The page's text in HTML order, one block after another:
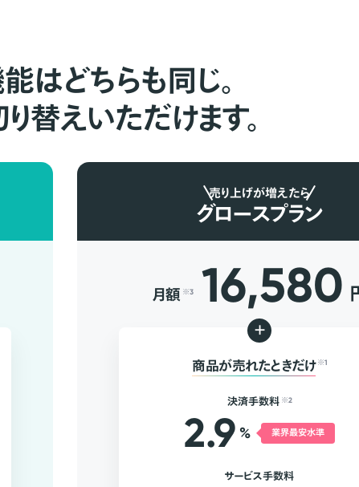
はどちらも同じ。
替えいただけます。
売り上げが増えたら
グロースプラン
月額 ※3 16,580
+
商品が売れたときだけ ※1
決済手数料 ※2
2.9 % 業界最安水準
サービス手数料